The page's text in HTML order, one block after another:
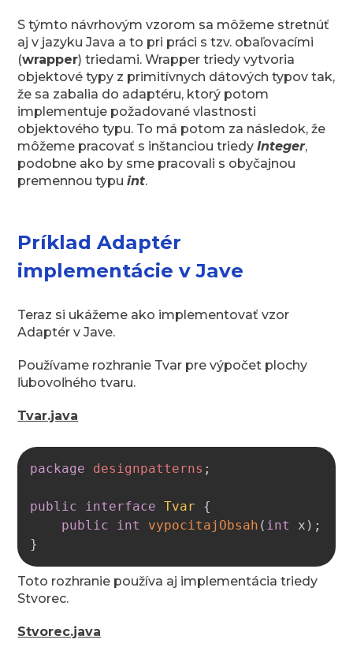
S týmto návrhovým vzorom sa môžeme stretnúť
aj v jazyku Java a to pri práci s tzv. obaľovacími
(wrapper) triedami. Wrapper triedy vytvoria
objektové typy z primitívnych dátových typov tak,
že sa zabalia do adaptéru, ktorý potom
implementuje požadované vlastnosti
objektového typu. To má potom za následok, že
môžeme pracovať s inštanciou triedyInteger,
podobne ako by sme pracovali s obyčajnou
premennou typuint.
Príklad Adaptér
implementácie v Jave
Teraz si ukážeme ako implementovať vzor
Adaptér v Jave.
Používame rozhranie Tvar pre výpočet plochy
ľubovoľného tvaru.
Tvar.java
package designpatterns ;
public interface Tvar
{
public
int vypocitajObsah ( int x ) ;
}
Toto rozhranie používa aj implementácia triedy
Stvorec.
Stvorec.java